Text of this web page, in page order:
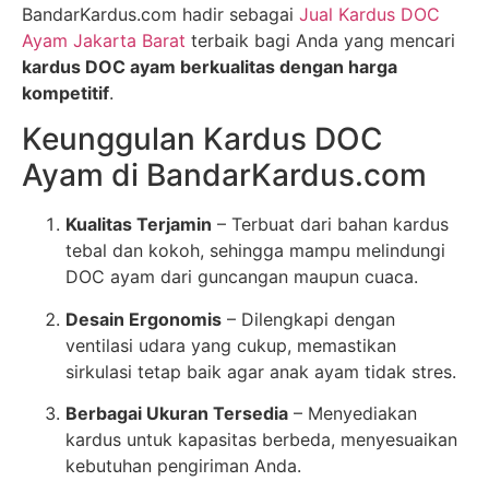
BandarKardus.com hadir sebagai Jual Kardus DOC
Ayam Jakarta Barat terbaik bagi Anda yang mencari
kardus DOC ayam berkualitas dengan harga
kompetitif.
Keunggulan Kardus DOC
Ayam di BandarKardus.com
Kualitas Terjamin – Terbuat dari bahan kardus
tebal dan kokoh, sehingga mampu melindungi
DOC ayam dari guncangan maupun cuaca.
Desain Ergonomis – Dilengkapi dengan
ventilasi udara yang cukup, memastikan
sirkulasi tetap baik agar anak ayam tidak stres.
Berbagai Ukuran Tersedia – Menyediakan
kardus untuk kapasitas berbeda, menyesuaikan
kebutuhan pengiriman Anda.